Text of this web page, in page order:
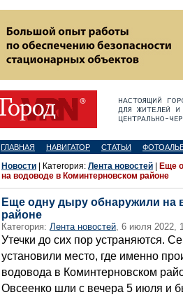
ГЛАВНАЯ НАВИГАТОР СТАТЬИ
Новости | Категория: Лента новостей
Еще
на водоводе в Коминтерновском районе
Еще одну дыру обнаружили на
районе
Категория: Лента новостей, 6 июля 2022,
Утечки до сих пор устраняются.
установили место, где именно
водовода в Коминтерновском
Овсеенко шли с вечера 5 июля и